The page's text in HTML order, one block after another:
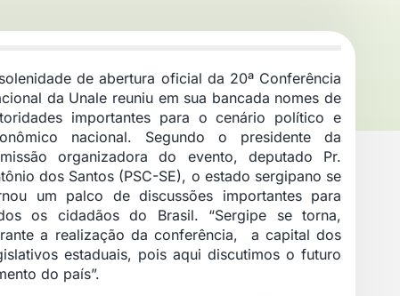
de abertura oficial da 20ª Conferência
da Unale reuniu em sua bancada nomes de
importantes para o cenário político e
nacional. Segundo o presidente da
organizadora do evento, deputado Pr.
dos Santos (PSC-SE), o estado sergipano se
um palco de discussões importantes para
os cidadãos do Brasil. “Sergipe se torna,
a realização da conferência, a capital dos
estaduais, pois aqui discutimos o futuro
do país”.